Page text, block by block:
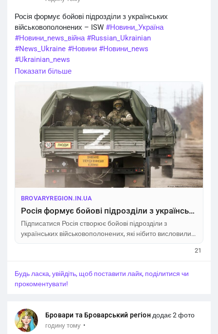
Росія формує бойові підрозділи з українських
військовополонених – ISW #Новини_Україна
#Новини_news_війна #Russian_Ukrainian
#News_Ukraine #Новини #Новини_news
#Ukrainian_news
#жертви_війниhttps://brovaryregion.in.ua/?p=50330
Показати більше
BROVARYREGION.IN.UA
Росія формує бойові підрозділи з українських військовополонених – ISW
Підписатися Росія створює бойові підрозділи з
українських військовополонених, які нібито висловили
бажання воювати на боці країни-агресорки. Окупанти
українські військові та колишні бійці, які, за твердженням
РФ,
21
Будь ласка, увійдіть, щоб поставити лайк, поділитися чи
прокоментувати!
Бровари та Броварський регіон додає 2 фото
годину тому ·